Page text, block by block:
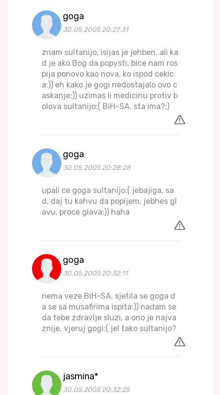
goga
30.05.2005 20:27:31
znam sultanijo, isijas je jehben..ali ka
d je ako Bog da popysti, bice nam ros
pija ponovo kao nova, ko ispod cekic
a:)) eh kako je gogi nedostajalo ovo c
askanje:)) uzimas li medicinu protiv b
olova sultanijo:( BiH-SA, sta ima?:)
goga
30.05.2005 20:28:28
upali ce goga sultanijo:( jebajiga, sa
d, daj tu kahvu da popijem, jebhes gl
avu, proce glava:)) haha
goga
30.05.2005 20:32:11
nema veze BiH-SA, sjetila se goga d
a se sa musafirima ispita:)) nadam se
da tebe zdravlje sluzi, a ono je najva
znije, vjeruj gogi:( jel tako sultanijo?
jasmina*
30.05.2005 20:32:25